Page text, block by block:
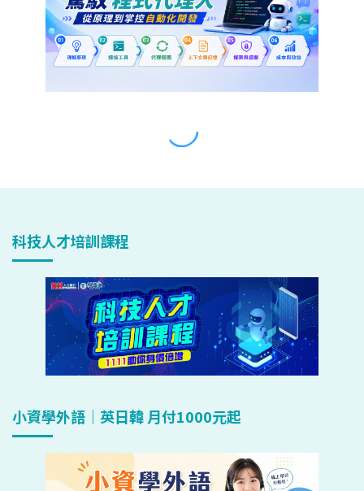
科技人才培訓課程
小資學外語｜英日韓 月付1000元起